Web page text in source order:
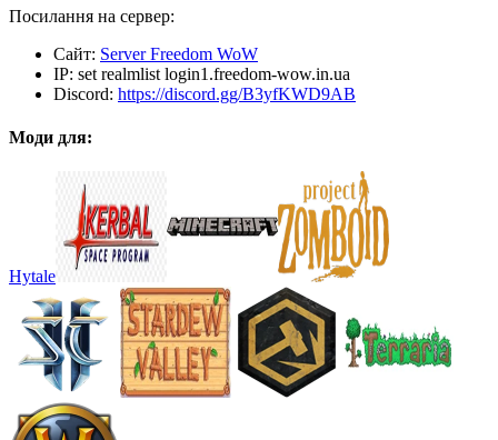
Посилання на сервер:
Сайт: Server Freedom WoW
IP: set realmlist login1.freedom-wow.in.ua
Discord: https://discord.gg/B3yfKWD9AB
Моди для:
Hytale